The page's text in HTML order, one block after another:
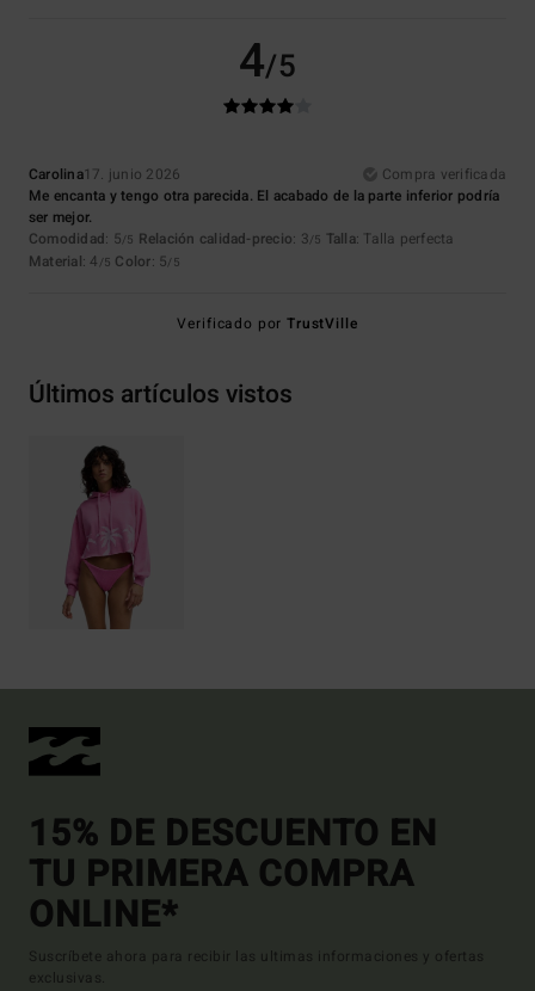
4/5
Carolina17. junio 2026
Compra verificada
Me encanta y tengo otra parecida. El acabado de la parte inferior podría
ser mejor.
Comodidad: 5/5 Relación calidad-precio: 3/5 Talla: Talla perfecta
Material: 4 /5 Color: 5/5
Verificado porTrustVille
Últimos artículos vistos
15% DE DESCUENTO EN
TU PRIMERA COMPRA
ONLINE*
Suscríbete ahora para recibir las ultimas informaciones y ofertas
exclusivas.